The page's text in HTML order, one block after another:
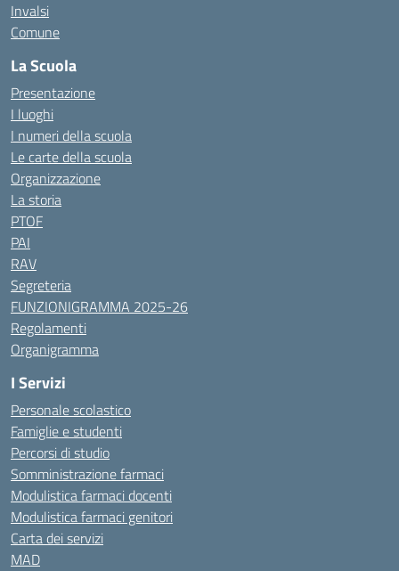
Invalsi
Comune
La Scuola
Presentazione
I luoghi
I numeri della scuola
Le carte della scuola
Organizzazione
La storia
PTOF
PAI
RAV
Segreteria
FUNZIONIGRAMMA 2025-26
Regolamenti
Organigramma
I Servizi
Personale scolastico
Famiglie e studenti
Percorsi di studio
Somministrazione farmaci
Modulistica farmaci docenti
Modulistica farmaci genitori
Carta dei servizi
MAD